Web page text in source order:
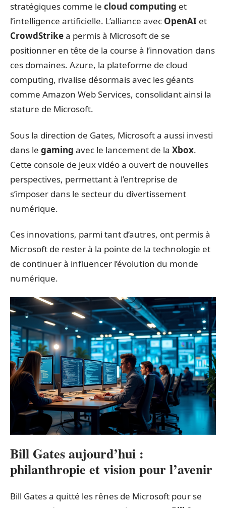
stratégiques comme le cloud computing et
l’intelligence artificielle. L’alliance avec OpenAI et
CrowdStrikea permis à Microsoft de se
positionner en tête de la course à l’innovation dans
ces domaines. Azure, la plateforme de cloud
computing, rivalise désormais avec les géants
comme Amazon Web Services, consolidant ainsi la
stature de Microsoft.
Sous la direction de Gates, Microsoft a aussi investi
dans le gaming avec le lancement de la Xbox.
Cette console de jeux vidéo a ouvert de nouvelles
perspectives, permettant à l’entreprise de
s’imposer dans le secteur du divertissement
numérique.
Ces innovations, parmi tant d’autres, ont permis à
Microsoft de rester à la pointe de la technologie et
de continuer à influencer l’évolution du monde
numérique.
Bill Gates aujourd’hui :
philanthropie et vision pour l’avenir
Bill Gates a quitté les rênes de Microsoft pour se